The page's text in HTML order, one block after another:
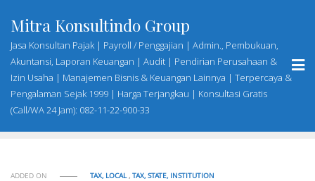
content
Mitra Konsultindo Group
Jasa Konsultan Pajak | Payroll / Penggajian | Admin., Pembukuan,
Akuntansi, Laporan Keuangan | Audit | Pendirian Perusahaan &
Izin Usaha | Manajemen Bisnis & Keuangan Lainnya | Terpercaya &
Pengalaman Sejak 1999 | Harga Terjangkau | Konsultasi Gratis
(Call/WA 24 Jam): 082-11-22-900-33
ADDED ON TAX, LOCAL,TAX, STATE, INSTITUTION